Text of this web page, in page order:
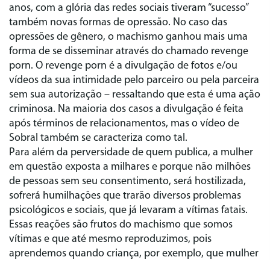
anos, com a glória das redes sociais tiveram “sucesso”
também novas formas de opressão. No caso das
opressões de gênero, o machismo ganhou mais uma
forma de se disseminar através do chamado revenge
porn. O revenge porn é a divulgação de fotos e/ou
vídeos da sua intimidade pelo parceiro ou pela parceira
sem sua autorização – ressaltando que esta é uma ação
criminosa. Na maioria dos casos a divulgação é feita
após términos de relacionamentos, mas o vídeo de
Sobral também se caracteriza como tal.
Para além da perversidade de quem publica, a mulher
em questão exposta a milhares e porque não milhões
de pessoas sem seu consentimento, será hostilizada,
sofrerá humilhações que trarão diversos problemas
psicológicos e sociais, que já levaram a vítimas fatais.
Essas reações são frutos do machismo que somos
vítimas e que até mesmo reproduzimos, pois
aprendemos quando criança, por exemplo, que mulher